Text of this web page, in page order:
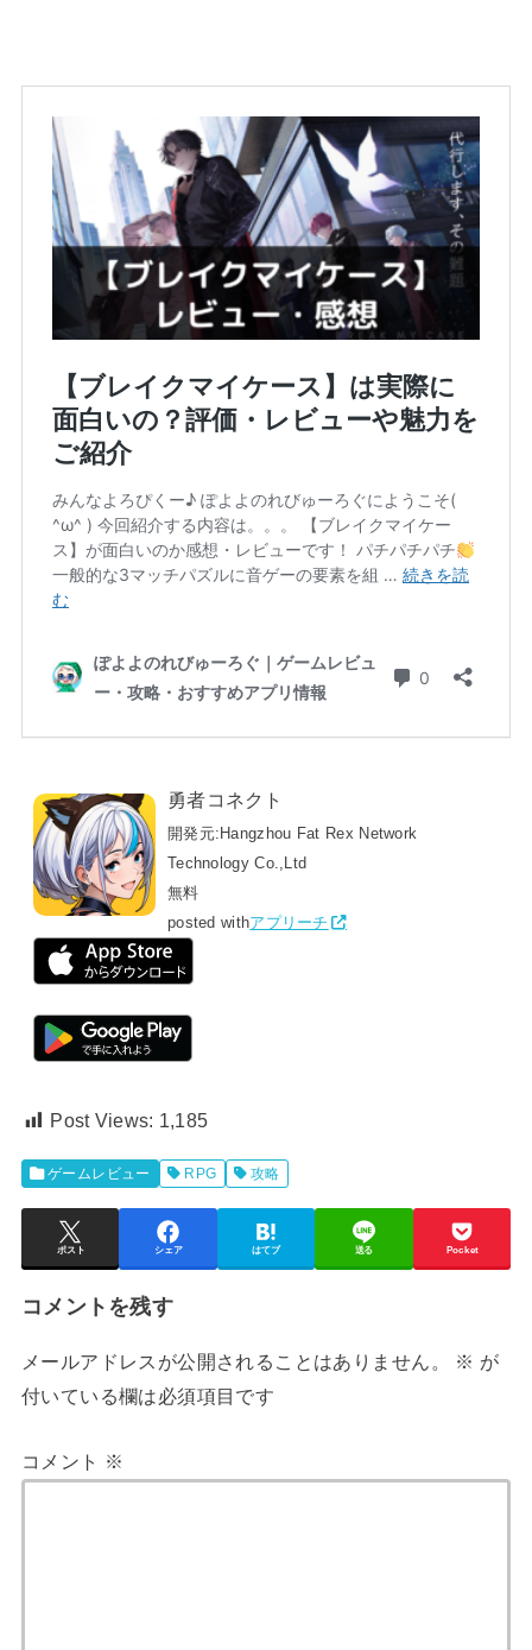
勇者コネクト
開発元: Hangzhou Fat Rex Network
Technology Co.,Ltd
無料
posted withアプリーチ
Post Views: 1,185
ゲームレビュー RPG 攻略
ポスト シェア はてブ 送る Pocket
コメントを残す
メールアドレスが公開されることはありません。 ※ が
付いている欄は必須項目です
コメント ※